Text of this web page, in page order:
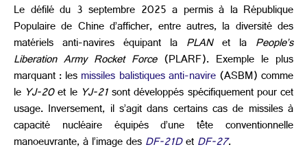
Le défilé du 3 septembre 2025 a permis à la République
Populaire de Chine d’afficher, entre autres, la diversité des
matériels anti-navires équipant la PLANet la People’s
Liberation Army Rocket Force (PLARF). Exemple le plus
marquant : lesmissiles balistiques anti-navire(ASBM) comme
le YJ-20et le YJ-21sont développés spécifiquement pour cet
usage. Inversement, il s’agit dans certains cas de missiles à
capacité nucléaire équipés d’une tête conventionnelle
manoeuvrante, à l’image desDF-21DetDF-27.